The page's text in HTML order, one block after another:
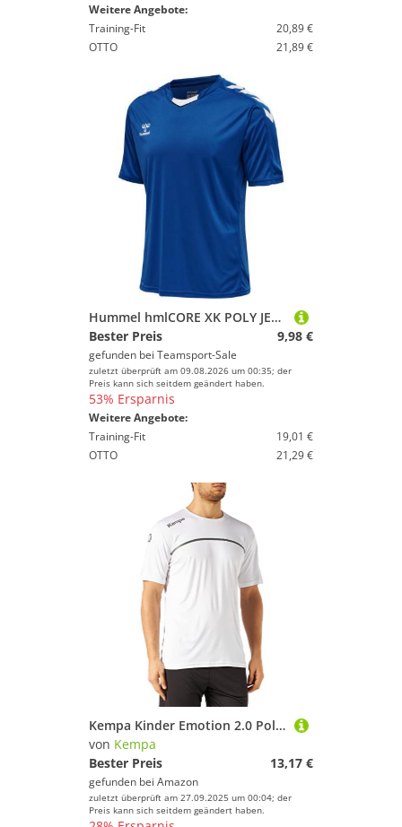
Weitere Angebote:
Training-Fit
20,89 €
OTTO
21,89 €
Hummel hmlCORE XK POLY JERSEY S/S - TRUE BLUE - M
Bester Preis
9,98 €
gefunden bei Teamsport-Sale
zuletzt überprüft am 09.08.2026 um 00:35; der
Preis kann sich seitdem geändert haben.
53% Ersparnis
Weitere Angebote:
Training-Fit
19,01 €
OTTO
21,29 €
Kempa Kinder Emotion 2.0 Poly Shirt Poloshirt, weiß/Anthra, 116
von Kempa
Bester Preis
13,17 €
gefunden bei Amazon
zuletzt überprüft am 27.09.2025 um 00:04; der
Preis kann sich seitdem geändert haben.